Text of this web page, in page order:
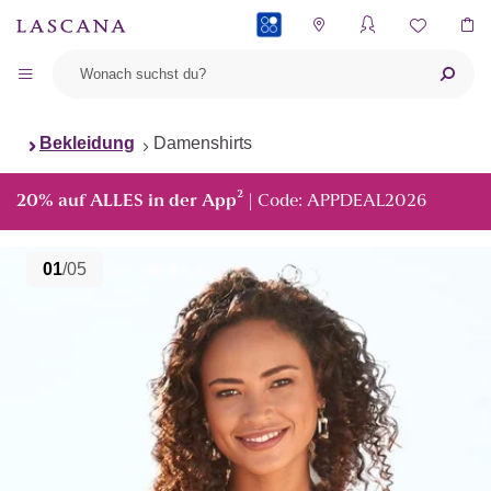
Bekleidung Damenshirts
20% auf ALLES in der App² | Code: APPDEAL2026
01/05